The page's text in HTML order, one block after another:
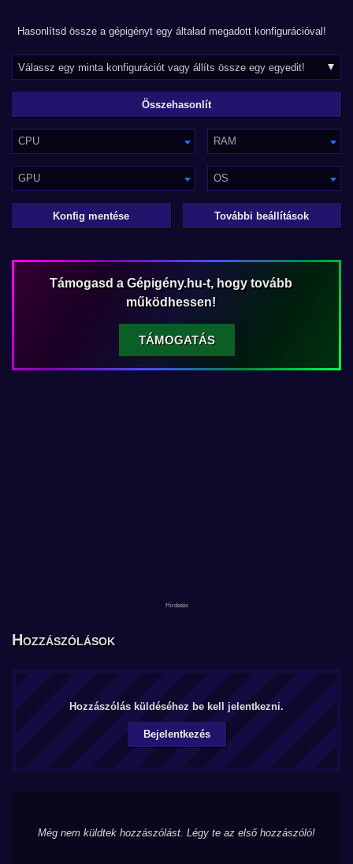
Hasonlítsd össze a gépigényt egy általad megadott konfigurációval!
CPU RAM
GPU OS
Konfig mentése További beállítások
Támogasd a Gépigény.hu-t, hogy tovább
működhessen!
TÁMOGATÁS
Hozzászólások
Hozzászólás küldéséhez be kell jelentkezni.
Bejelentkezés
Még nem küldtek hozzászólást. Légy te az első hozzászóló!